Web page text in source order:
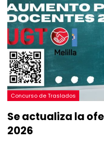
Concurso de Traslados
Se actualiza la
2026